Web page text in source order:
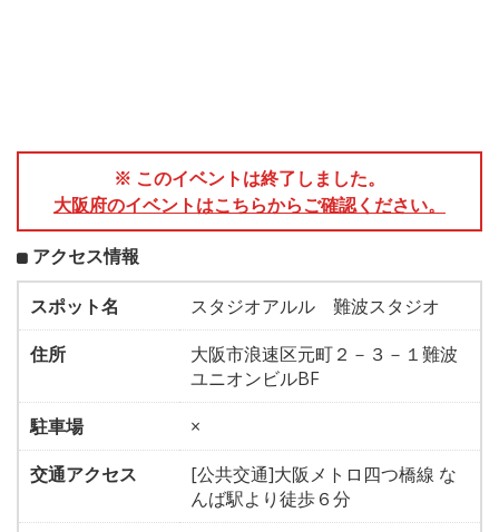
※ このイベントは終了しました。
大阪府のイベントはこちらからご確認ください。
アクセス情報
スポット名
スタジオアルル 難波スタジオ
住所
大阪市浪速区元町２－３－１難波
ユニオンビルBF
駐車場
×
交通アクセス
[公共交通]大阪メトロ四つ橋線 な
んば駅より徒歩６分